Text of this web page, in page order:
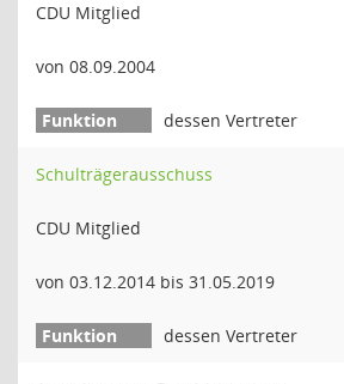
CDU Mitglied
von 08.09.2004
dessen Vertreter
Schulträgerausschuss
CDU Mitglied
von 03.12.2014 bis 31.05.2019
dessen Vertreter